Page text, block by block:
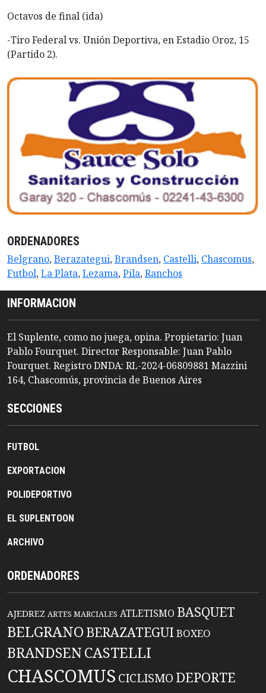
Octavos de final (ida)
-Tiro Federal vs. Unión Deportiva, en Estadio Oroz, 15
(Partido 2).
ORDENADORES
Belgrano,Berazategui,Brandsen, Castelli, Chascomus,
Futbol,La Plata,Lezama,Pila,Ranchos
INFORMACION
El Suplente, como no juega, opina. Propietario: Juan
Pablo Fourquet. Director Responsable: Juan Pablo
Fourquet. Registro DNDA: RL-2024-06809881 Mazzini
164, Chascomús, provincia de Buenos Aires
SECCIONES
FUTBOL
EXPORTACION
POLIDEPORTIVO
EL SUPLENTOON
ARCHIVO
ORDENADORES
AJEDREZ ARTES MARCIALES ATLETISMO BASQUET
BELGRANO BERAZATEGUIBOXEO
BRANDSENCASTELLI
CHASCOMUS CICLISMO DEPORTE